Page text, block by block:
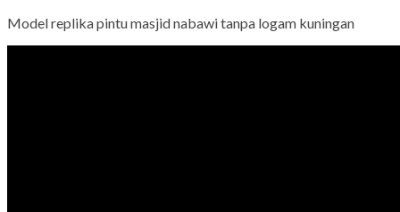
Model replika pintu masjid nabawi tanpa logam kuningan